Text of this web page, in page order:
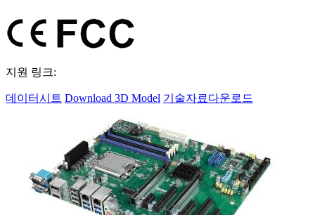
지원 링크:
데이터시트 Download 3D Model 기술자료다운로드